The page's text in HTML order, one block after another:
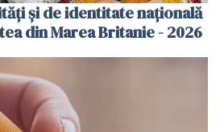
și de identitate națională
din Marea Britanie - 2026